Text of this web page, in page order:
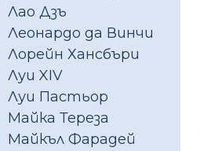
Лао Дзъ
Леонардо да Винчи
Лорейн Хансбъри
Луи XIV
Луи Пастьор
Майка Тереза
Майкъл Фарадей